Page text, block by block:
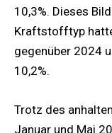
10,3%. Dieses
Kraftstofftyp
gegenüber 2024
10,2%.
Trotz des
Januar und Mai